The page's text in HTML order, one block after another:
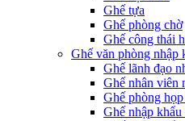
Ghế tựa
Ghế phòng chờ
Ghế công thái
Ghế văn phòng nhập
Ghế lãnh đạo
Ghế nhân viên
Ghế phòng
Ghế nhập khẩu